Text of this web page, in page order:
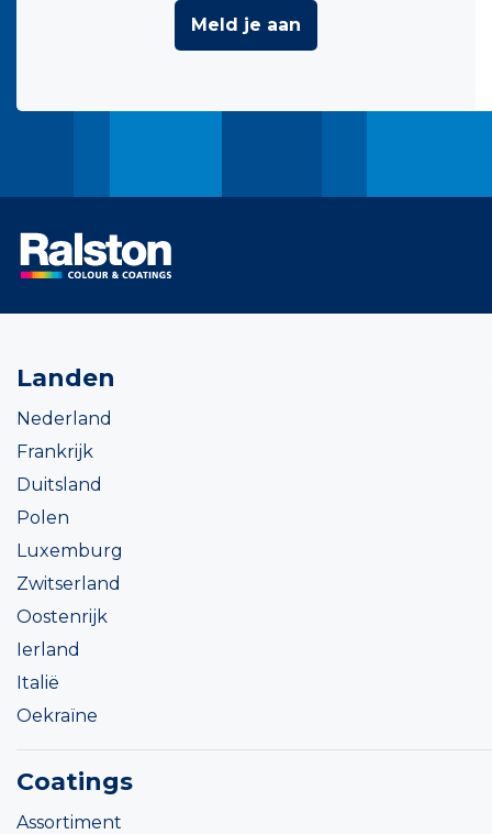
Meld je aan
Landen
Nederland
Frankrijk
Duitsland
Polen
Luxemburg
Zwitserland
Oostenrijk
Ierland
Italië
Oekraïne
Coatings
Assortiment